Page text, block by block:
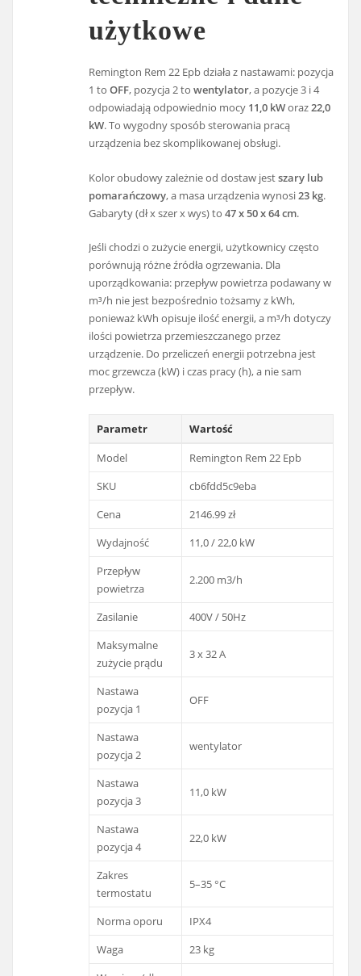
użytkowe
Remington Rem 22 Epb działa z nastawami: pozycja
1 toOFF, pozycja 2 towentylator, a pozycje 3 i 4
odpowiadają odpowiednio mocy 11,0 kWoraz22,0
kW. To wygodny sposób sterowania pracą
urządzenia bez skomplikowanej obsługi.
Kolor obudowy zależnie od dostaw jestszary lub
pomarańczowy, a masa urządzenia wynosi23 kg.
Gabaryty (dł x szer x wys) to47 x 50 x 64 cm.
Jeśli chodzi o zużycie energii, użytkownicy często
porównują różne źródła ogrzewania. Dla
uporządkowania: przepływ powietrza podawany w
m³/h nie jest bezpośrednio tożsamy z kWh,
ponieważ kWh opisuje ilość energii, a m³/h dotyczy
ilości powietrza przemieszczanego przez
urządzenie. Do przeliczeń energii potrzebna jest
moc grzewcza (kW) i czas pracy (h), a nie sam
przepływ.
Parametr
Wartość
Model
Remington Rem 22 Epb
SKU
cb6fdd5c9eba
Cena
2146.99 zł
Wydajność
11,0 / 22,0 kW
Przepływ
powietrza
2.200 m3/h
Zasilanie
400V / 50Hz
Maksymalne
zużycie prądu
3 x 32 A
Nastawa
pozycja 1
OFF
Nastawa
pozycja 2
wentylator
Nastawa
pozycja 3
11,0 kW
Nastawa
pozycja 4
22,0 kW
Zakres
termostatu
5–35 °C
Norma oporu
IPX4
Waga
23 kg